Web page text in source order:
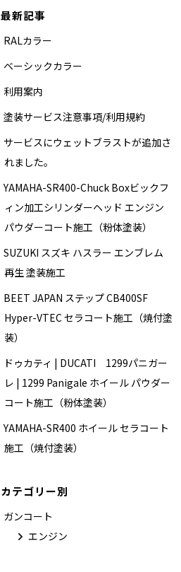
最新記事
RALカラー
ベーシックカラー
利用案内
塗装サービス注意事項/利用規約
サービスにウェットブラストが追加さ
れました。
YAMAHA-SR400-Chuck Boxビックフ
ィン加工シリンダーヘッド エンジン
パウダーコート施工（粉体塗装）
SUZUKI スズキ ハスラー エンブレム
再生 塗装施工
BEET JAPAN ステップ CB400SF
Hyper-VTEC セラコート施工（焼付塗
装）
ドゥカティ | DUCATI 1299パニガー
レ | 1299 Panigale ホイール パウダー
コート施工（粉体塗装）
YAMAHA-SR400 ホイール セラコート
施工（焼付塗装）
カテゴリー別
ガンコート
エンジン